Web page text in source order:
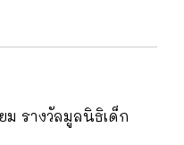
รางวัลมูลนิธิเด็ก